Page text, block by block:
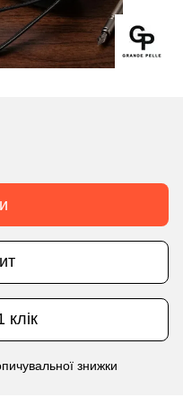
клік
знижки